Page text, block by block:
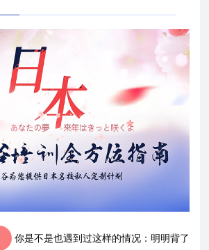
你是不是也遇到过这样的情况：明明背了